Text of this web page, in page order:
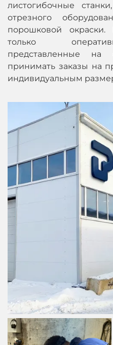
листогибочные
отрезного
порошковой
только
представленные
принимать заказы на
индивидуальным